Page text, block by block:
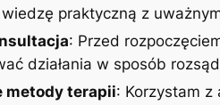
wiedzę praktyczną z
: Przed
działania w sposób
metody terapii: Korzystam